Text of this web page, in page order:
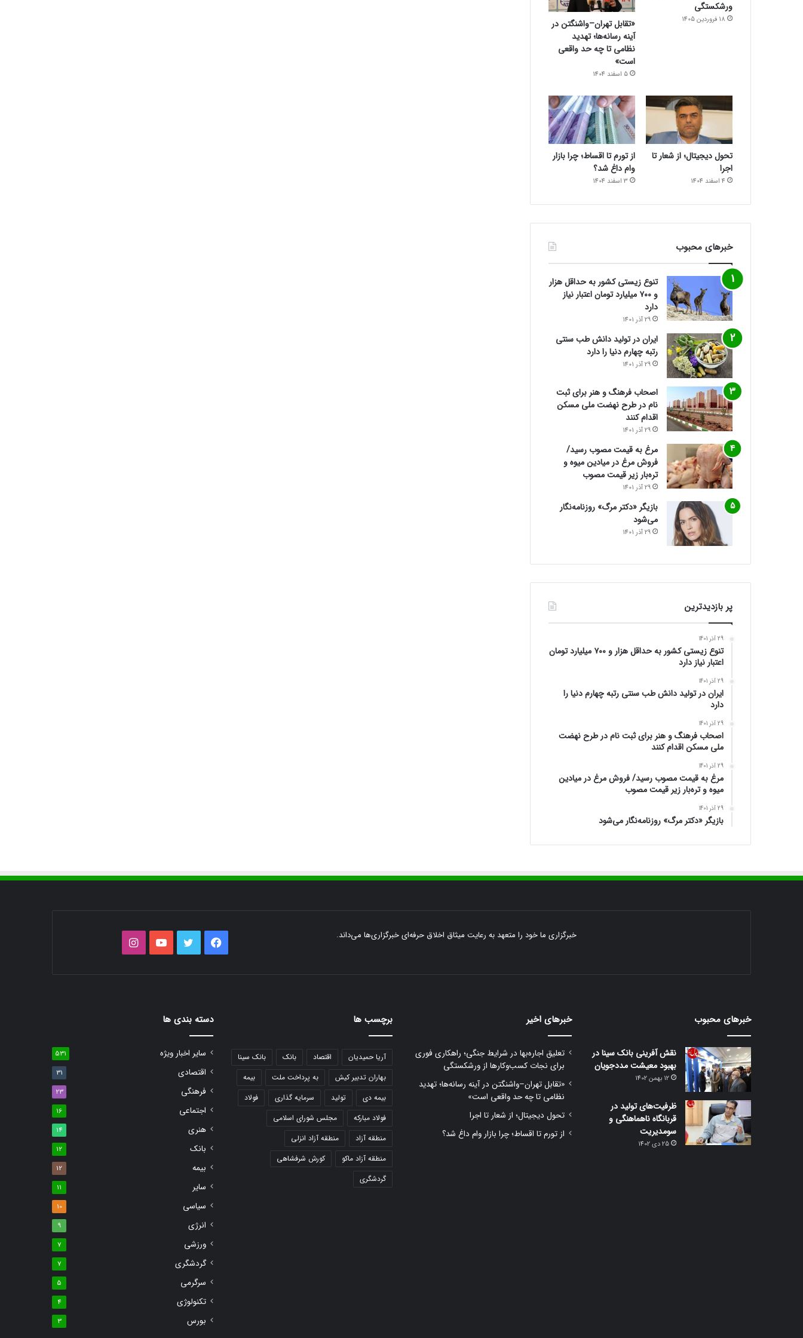
ورشکستگی
18 فروردین 1405
«تقابل تهران–واشنگتن در
آینه رسانه‌ها؛ تهدید
نظامی تا چه حد واقعی
است»
5 اسفند 1404
تحول دیجیتال؛ از شعار تا
اجرا
4 اسفند 1404
از تورم تا اقساط؛ چرا بازار
وام داغ شد؟
3 اسفند 1404
خبرهای محبوب
تنوع زیستی کشور به حداقل هزار
و ۷۰۰ میلیارد تومان اعتبار نیاز
دارد
29 آذر 1401
ایران در تولید دانش طب سنتی
رتبه چهارم دنیا را دارد
29 آذر 1401
اصحاب فرهنگ و هنر برای ثبت
نام در طرح نهضت ملی مسکن
اقدام کنند
29 آذر 1401
مرغ به قیمت مصوب رسید/
فروش مرغ در میادین میوه و
تره‌بار زیر قیمت مصوب
29 آذر 1401
بازیگر «دکتر مرگ» روزنامه‌نگار
می‌شود
29 آذر 1401
پر بازدیدترین
29 آذر 1401
تنوع زیستی کشور به حداقل هزار و ۷۰۰ میلیارد تومان
اعتبار نیاز دارد
29 آذر 1401
ایران در تولید دانش طب سنتی رتبه چهارم دنیا را
دارد
29 آذر 1401
اصحاب فرهنگ و هنر برای ثبت نام در طرح نهضت
ملی مسکن اقدام کنند
29 آذر 1401
مرغ به قیمت مصوب رسید/ فروش مرغ در میادین
میوه و تره‌بار زیر قیمت مصوب
29 آذر 1401
بازیگر «دکتر مرگ» روزنامه‌نگار می‌شود
خبرگزاری ما خود را متعهد به رعایت میثاق اخلاق حرفه‌ای خبرگزاری‌ها می‌داند.
فیس توییتر یوتیوباینستاگرام
خبرهای محبوب
نقش آفرینی بانک سینا در
بهبود معیشت مددجویان
12 بهمن 1402
ظرفیت‌های تولید در
قربانگاه ناهماهنگی و
سومدیریت
25 دی 1402
خبرهای اخیر
تعلیق اجاره‌بها در شرایط جنگی؛ راهکاری فوری
برای نجات کسب‌وکارها از ورشکستگی
«تقابل تهران–واشنگتن در آینه رسانه‌ها؛ تهدید
نظامی تا چه حد واقعی است»
تحول دیجیتال؛ از شعار تا اجرا
از تورم تا اقساط؛ چرا بازار وام داغ شد؟
برچسب ها
آریا حمیدیان اقتصاد بانک
بانک سینا
بهاران تدبیر کیش
به پرداخت ملت
بیمه
بیمه دی
تولید سرمایه گذاری
فولاد
فولاد مبارکه
مجلس شورای اسلامی
منطقه آزاد
منطقه آزاد انزلی
منطقه آزاد ماکو
کورش شرفشاهی
گردشگری
دسته بندی ها
سایر اخبار ویژه 531
اقتصادی 31
فرهنگی 23
اجتماعی 16
هنری 14
بانک 12
بیمه 12
سایر 11
سیاسی 10
انرژی 9
ورزشی 7
گردشگری 7
سرگرمی 5
تکنولوژی 4
بورس 3